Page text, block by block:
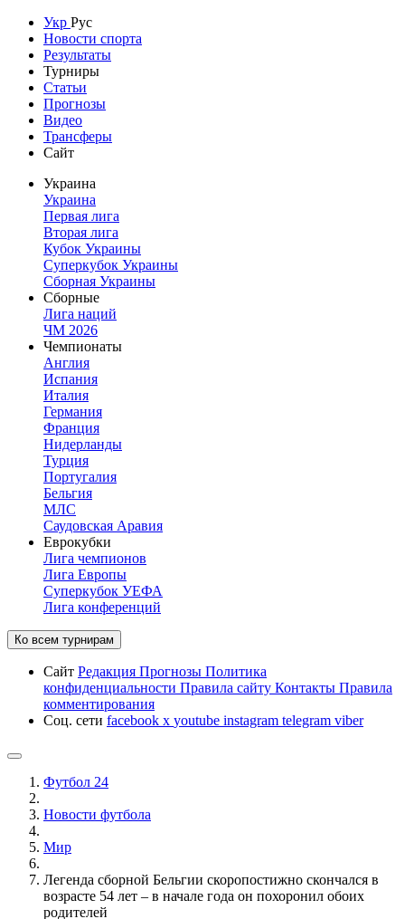
Укр Рус
Новости спорта
Результаты
Турниры
Статьи
Прогнозы
Видео
Трансферы
Сайт
Украина
Украина
Первая лига
Вторая лига
Кубок Украины
Суперкубок Украины
Сборная Украины
Сборные
Лига наций
ЧМ 2026
Чемпионаты
Англия
Испания
Италия
Германия
Франция
Нидерланды
Турция
Португалия
Бельгия
МЛС
Саудовская Аравия
Еврокубки
Лига чемпионов
Лига Европы
Суперкубок УЕФА
Лига конференций
Ко всем турнирам
Сайт Редакция Прогнозы Политика
конфиденциальности Правила сайту Контакты Правила
комментирования
Соц. сети facebook x youtube instagram telegram viber
Футбол 24
Новости футбола
Мир
Легенда сборной Бельгии скоропостижно скончался в
возрасте 54 лет – в начале года он похоронил обоих
родителей